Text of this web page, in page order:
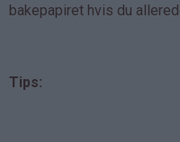
bakepapiret hvis du
Tips: